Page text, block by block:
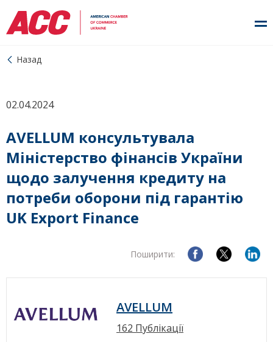
Назад
02.04.2024
AVELLUM консультувала
Міністерство фінансів України
щодо залучення кредиту на
потреби оборони під гарантію
UK Export Finance
Поширити:
AVELLUM
162 Публікації